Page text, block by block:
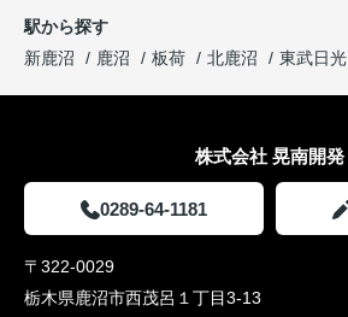
駅から探す
新鹿沼
鹿沼 板荷 北鹿沼 東武日光
株式会社 晃南開発
0289-64-1181
〒322-0029
栃木県鹿沼市西茂呂１丁目3-13